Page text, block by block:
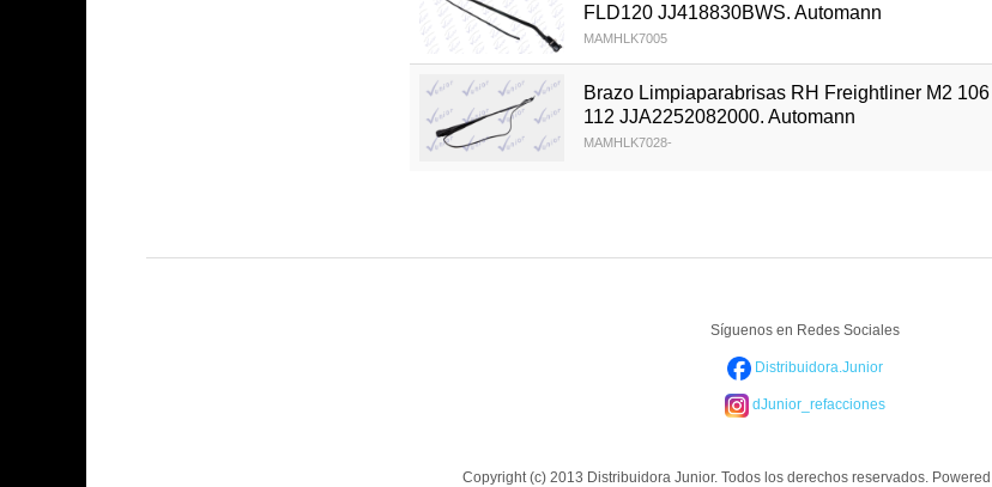
FLD120 JJ418830BWS. Automann
MAMHLK7005
Brazo Limpiaparabrisas RH Freightliner M2 106
112 JJA2252082000. Automann
MAMHLK7028-
Síguenos en Redes Sociales
Distribuidora.Junior
dJunior_refacciones
Copyright (c) 2013 Distribuidora Junior. Todos los derechos reservados.